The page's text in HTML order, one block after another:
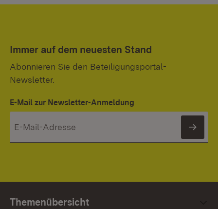
Immer auf dem neuesten Stand
Abonnieren Sie den Beteiligungsportal-
Newsletter.
E-Mail zur Newsletter-Anmeldung
Themenübersicht